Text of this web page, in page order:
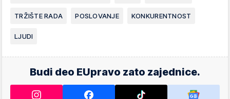
TRŽIŠTE RADA POSLOVANJE KONKURENTNOST
LJUDI
Budi deo EUpravo zato zajednice.